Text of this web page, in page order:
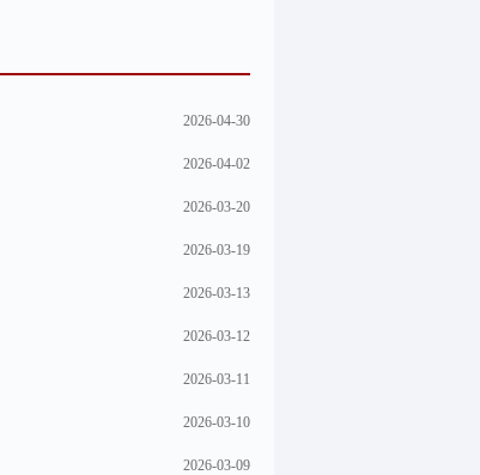
2026-04-30
2026-04-02
2026-03-20
2026-03-19
2026-03-13
2026-03-12
2026-03-11
2026-03-10
2026-03-09